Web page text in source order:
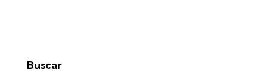
Buscar